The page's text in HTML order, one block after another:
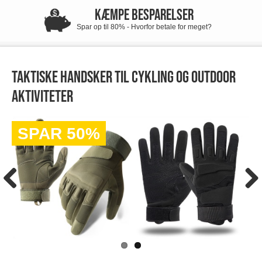
KÆMPE BESPARELSER
Spar op til 80% - Hvorfor betale for meget?
Taktiske handsker til cykling og outdoor
aktiviteter
SPAR 50%